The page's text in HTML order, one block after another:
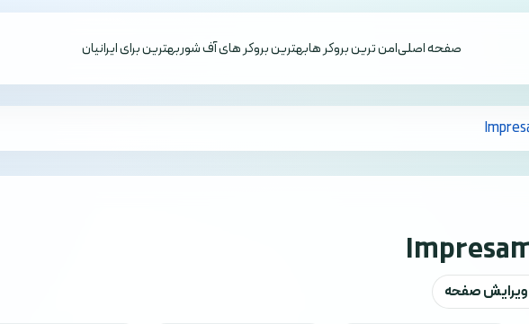
صفحه اصلیامن ترین بروکر هابهترین بروکر های آف شوربهترین برای ایرانیان
صفحه